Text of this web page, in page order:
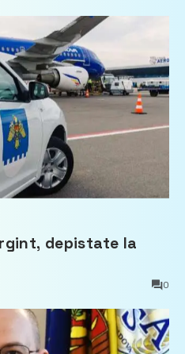
depistate la
0